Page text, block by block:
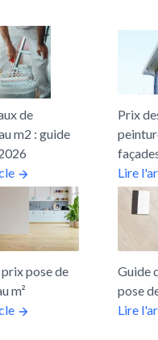
de
m2 : guide
Prix
Lire
pose de
m²
Guide
pose
Lire